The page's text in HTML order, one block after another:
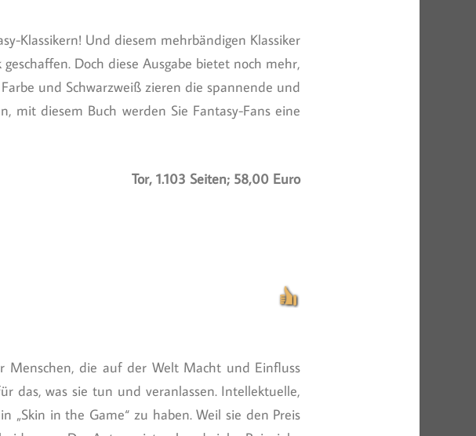
Klassikern! Und diesem mehrbändigen Klassiker
Doch diese Ausgabe bietet noch mehr,
und Schwarzweiß zieren die spannende und
mit diesem Buch werden Sie Fantasy-Fans eine
Tor, 1.103 Seiten; 58,00 Euro
Menschen, die auf der Welt Macht und Einfluss
das, was sie tun und veranlassen. Intellektuelle,
„Skin in the Game“ zu haben. Weil sie den Preis